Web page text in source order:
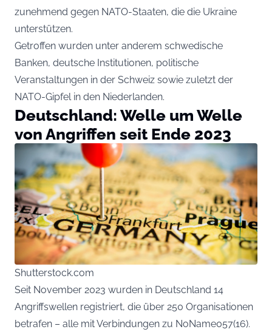
zunehmend gegen NATO-Staaten, die die Ukraine
unterstützen.
Getroffen wurden unter anderem schwedische
Banken, deutsche Institutionen, politische
Veranstaltungen in der Schweiz sowie zuletzt der
NATO-Gipfel in den Niederlanden.
Deutschland: Welle um Welle
von Angriffen seit Ende 2023
Shutterstock.com
Seit November 2023 wurden in Deutschland 14
Angriffswellen registriert, die über 250 Organisationen
betrafen – alle mit Verbindungen zu NoName057(16).